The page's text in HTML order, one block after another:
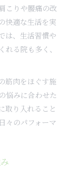
こりや腰痛の改
快適な生活を実
は、生活習慣や
る院も多く、
筋肉をほぐす施
悩みに合わせた
取り入れること
々のパフォーマ